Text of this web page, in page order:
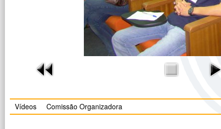
Vídeos Comissão Organizadora